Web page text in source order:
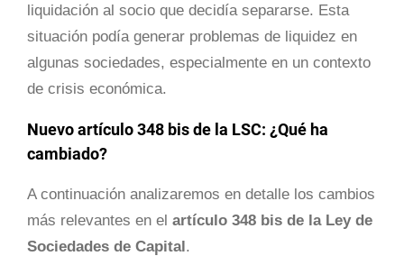
liquidación al socio que decidía separarse. Esta
situación podía generar problemas de liquidez en
algunas sociedades, especialmente en un contexto
de crisis económica.
Nuevo artículo 348 bis de la LSC: ¿Qué ha
cambiado?
A continuación analizaremos en detalle los cambios
más relevantes en el artículo 348 bis de la Ley de
Sociedades de Capital.